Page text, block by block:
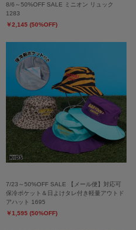
8/6～50%OFF SALE ミニオン リュック
1283
￥2,145 (50%OFF)
7/23～50%OFF SALE 【メール便】対応可
保冷ポケット＆日よけタレ付き軽量アウトド
アハット 1695
￥1,595 (50%OFF)